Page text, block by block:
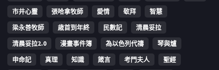
市井心靈
張哈拿牧師 愛情 敬拜
智慧
梁永善牧師
歳首到年終 民數記
清晨妥拉
清晨妥拉2.0
漫畫事件簿 為以色列代禱
琴與爐
申命記
真理 知識 箴言 考門夫人
聖經